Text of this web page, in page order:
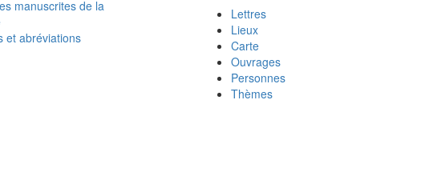
manuscrites de la
et abréviations
Lettres
Lieux
Carte
Ouvrages
Personnes
Thèmes